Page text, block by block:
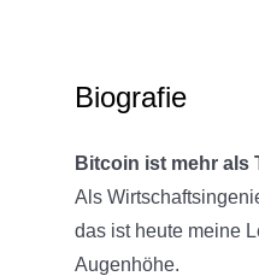
Biografie
Bitcoin ist mehr als
Als
das ist heute meine
Augenhöhe.